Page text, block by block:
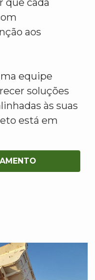
que cada
aos
equipe
soluções
às suas
está em